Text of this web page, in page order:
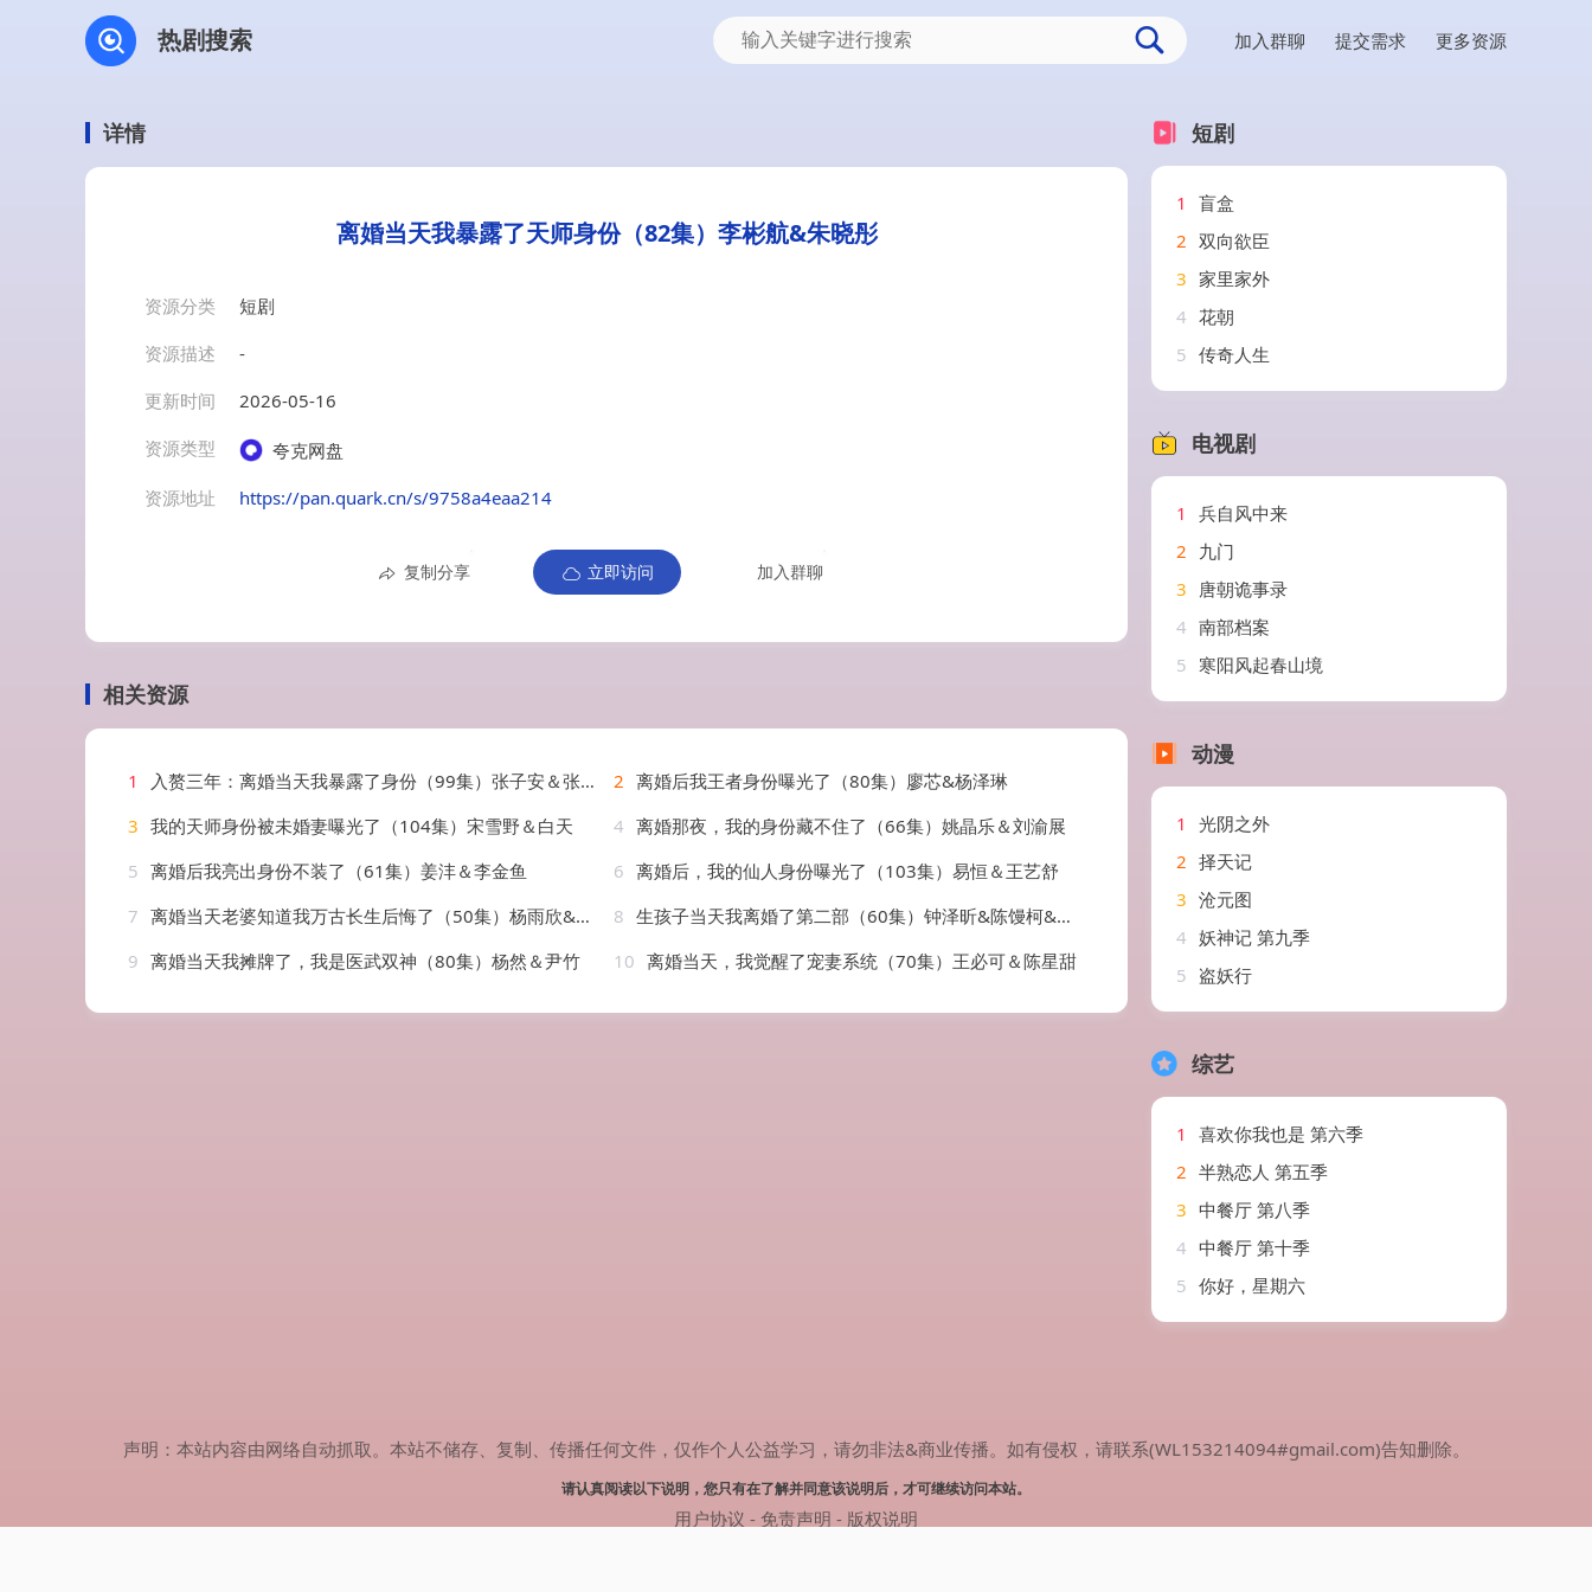
热剧搜索 加入群聊 提交需求 更多资源
详情
离婚当天我暴露了天师身份（82集）李彬航&朱晓彤
资源分类
短剧
资源描述
-
更新时间
2026-05-16
资源类型
夸克网盘
资源地址
https://pan.quark.cn/s/9758a4eaa214
复制分享 立即访问 加入群聊
相关资源
1 入赘三年：离婚当天我暴露了身份（99集）张子安＆张婉瑶 2 离婚后我王者身份曝光了（80集）廖芯&杨泽琳
3 我的天师身份被未婚妻曝光了（104集）宋雪野＆白天 4 离婚那夜，我的身份藏不住了（66集）姚晶乐＆刘渝展
5 离婚后我亮出身份不装了（61集）姜沣＆李金鱼 6 离婚后，我的仙人身份曝光了（103集）易恒＆王艺舒
7 离婚当天老婆知道我万古长生后悔了（50集）杨雨欣&刘烨 8 生孩子当天我离婚了第二部（60集）钟泽昕&陈馒柯&明梓岩
9 离婚当天我摊牌了，我是医武双神（80集）杨然＆尹竹 10 离婚当天，我觉醒了宠妻系统（70集）王必可＆陈星甜
短剧
1
盲盒
2 双向欲臣
3 家里家外
4 花朝
5 传奇人生
电视剧
1
兵自风中来
2 九门
3 唐朝诡事录
4 南部档案
5 寒阳风起春山境
动漫
1
光阴之外
2 择天记
3 沧元图
4 妖神记 第九季
5 盗妖行
综艺
1
喜欢你我也是 第六季
2 半熟恋人 第五季
3 中餐厅 第八季
4 中餐厅 第十季
5 你好，星期六
声明：本站内容由网络自动抓取。本站不储存、复制、传播任何文件，仅作个人公益学习，请勿非法&商业传播。如有侵权，请联系(WL153214094#gmail.com)告知删除。
请认真阅读以下说明，您只有在了解并同意该说明后，才可继续访问本站。
用户协议 - 免责声明 - 版权说明